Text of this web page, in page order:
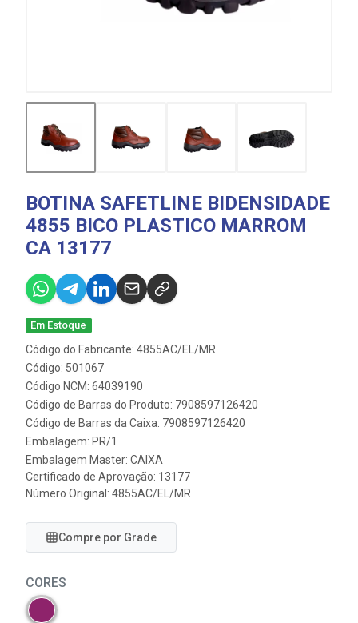
BOTINA SAFETLINE BIDENSIDADE
4855 BICO PLASTICO MARROM
CA 13177
Em Estoque
Código do Fabricante: 4855AC/EL/MR
Código: 501067
Código NCM: 64039190
Código de Barras do Produto: 7908597126420
Código de Barras da Caixa: 7908597126420
Embalagem: PR/1
Embalagem Master: CAIXA
Certificado de Aprovação: 13177
Número Original: 4855AC/EL/MR
Compre por Grade
CORES